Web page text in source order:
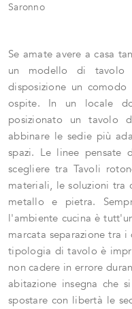
Saronno
Se amate avere a casa
un modello di tavolo
disposizione un
ospite. In un locale
posizionato un tavolo
abbinare le sedie più
spazi. Le linee pensate
scegliere tra Tavoli
materiali, le soluzioni tra
metallo e pietra.
l'ambiente cucina è
marcata separazione tra
tipologia di tavolo è
non cadere in errore
abitazione insegna che
spostare con libertà le